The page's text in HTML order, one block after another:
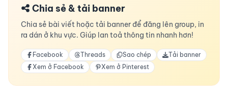
Chia sẻ & tải banner
Chia sẻ bài viết hoặc tải banner để đăng lên group, in
ra dán ở khu vực. Giúp lan toả thông tin nhanh hơn!
Facebook Threads Sao chép
Tải banner
Xem ở Facebook
Xem ở Pinterest